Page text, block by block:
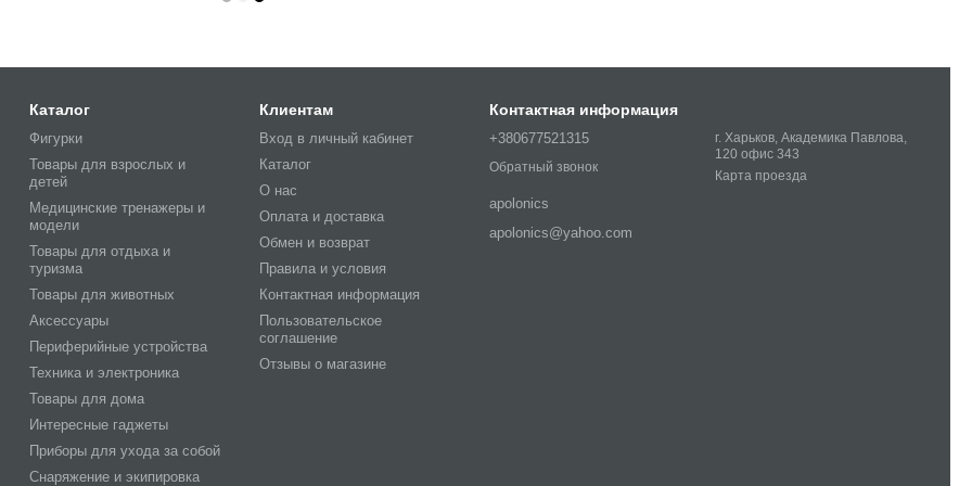
Каталог
Фигурки
Товары для взрослых и
детей
Медицинские тренажеры и
модели
Товары для отдыха и
туризма
Товары для животных
Аксессуары
Периферийные устройства
Техника и электроника
Товары для дома
Интересные гаджеты
Приборы для ухода за собой
Снаряжение и экипировка
Клиентам
Вход в личный кабинет
Каталог
О нас
Оплата и доставка
Обмен и возврат
Правила и условия
Контактная информация
Пользовательское
соглашение
Отзывы о магазине
Контактная информация
+380677521315
Обратный звонок
apolonics
apolonics@yahoo.com
г. Харьков, Академика Павлова,
120 офис 343
Карта проезда